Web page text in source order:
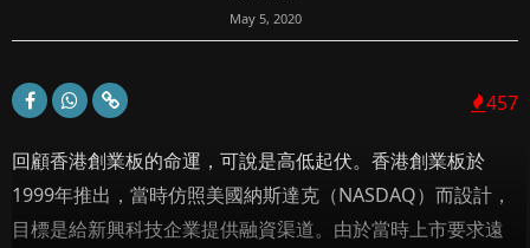
May 5, 2020
457
回顧香港創業板的命運，可說是高低起伏。香港創業板於
1999年推出，當時仿照美國納斯達克（NASDAQ）而設計，
目標是給新興科技企業提供融資渠道。由於當時上市要求遠